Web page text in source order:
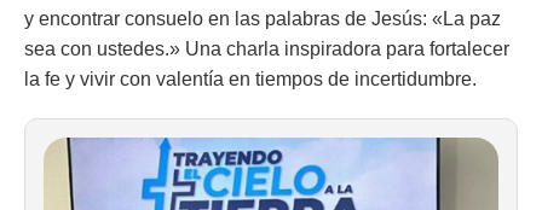
y encontrar consuelo en las palabras de Jesús: «La paz
sea con ustedes.» Una charla inspiradora para fortalecer
la fe y vivir con valentía en tiempos de incertidumbre.